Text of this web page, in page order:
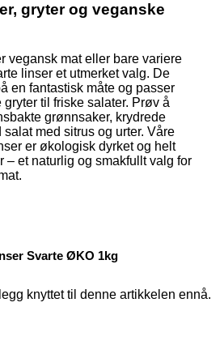
gryter og veganske
vegansk mat eller bare variere
linser et utmerket valg. De
en fantastisk måte og passer
gryter til friske salater. Prøv å
grønnsaker, krydrede
med sitrus og urter. Våre
er økologisk dyrket og helt
– et naturlig og smakfullt valg for
Svarte ØKO 1kg
knyttet til denne artikkelen ennå.